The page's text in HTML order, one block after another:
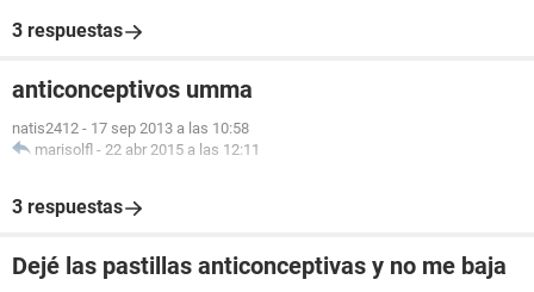
3 respuestas
anticonceptivos umma
natis2412 - 17 sep 2013 a las 10:58
marisolfl - 22 abr 2015 a las 12:11
3 respuestas
Dejé las pastillas anticonceptivas y no me baja